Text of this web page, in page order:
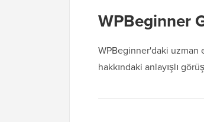
WPBeginner
WPBeginner'daki uzman
hakkındaki anlayışlı